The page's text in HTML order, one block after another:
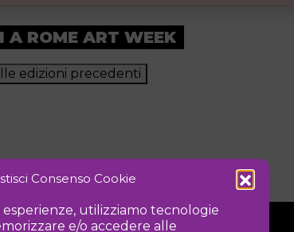
Consenso Cookie
utilizziamo tecnologie
e/o accedere alle
A ROME ART WEEK
edizioni precedenti